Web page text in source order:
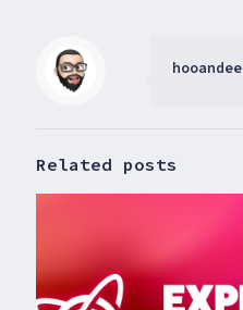
hooandee
Related posts